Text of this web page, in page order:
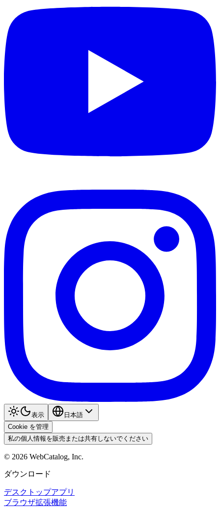
表示
日本語
Cookie を管理
私の個人情報を販売または共有しないでください
© 2026 WebCatalog, Inc.
ダウンロード
デスクトップアプリ
ブラウザ拡張機能